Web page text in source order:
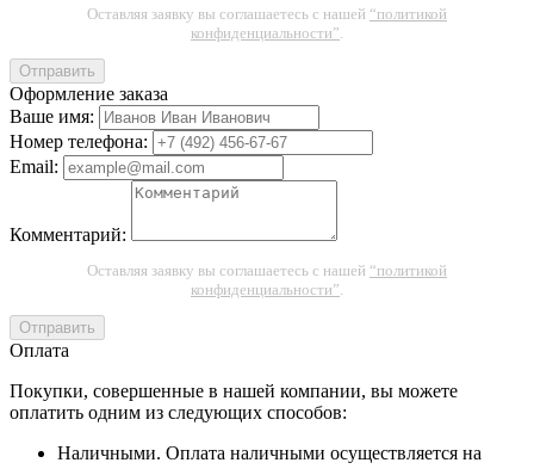
Оставляя заявку вы соглашаетесь с нашей “политикой
конфиденциальности”
Отправить
Оформление заказа
Ваше имя:
Номер телефона:
Email:
Комментарий:
Оставляя заявку вы соглашаетесь с нашей “политикой
конфиденциальности”
Отправить
Оплата
Покупки, совершенные в нашей компании, вы можете
оплатить одним из следующих способов:
Наличными. Оплата наличными осуществляется на